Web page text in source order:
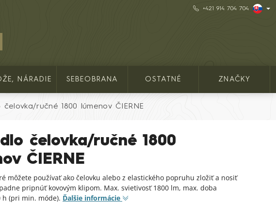
+421 914 704 704
NÁRADIE SEBEOBRANA OSTATNÉ ZNAČKY
čelovka/ručné 1800 lúmenov ČIERNE
čelovka/ručné 1800
ČIERNE
môžete používať ako čelovku alebo z elastického popruhu zložiť a nosiť
pripnúť kovovým klipom. Max. svietivosť 1800 lm, max. doba
h (pri min. móde). Ďalšie informácie